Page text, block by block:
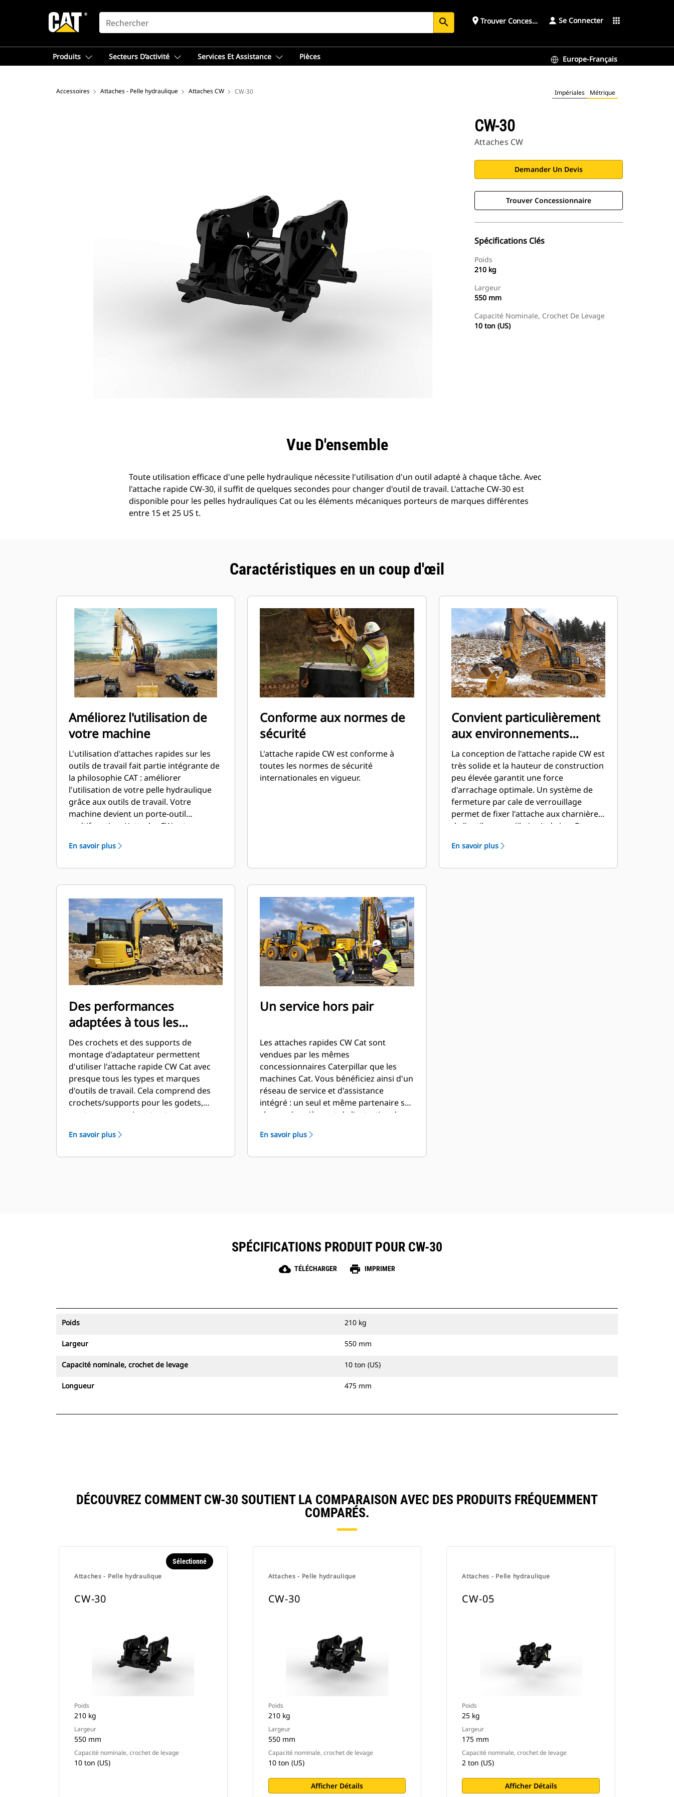
SEARCH search place Trouver ConcessionnaireSe Connecter apps
Produits Secteurs D’activité Services Et Assistance Pièces Europe-Français
Accessoires Attaches - Pelle hydraulique Attaches CW CW-30 Impériales Métrique
CW-30
Attaches CW
Demander Un Devis
Trouver Concessionnaire
Spécifications Clés
Poids
210 kg
Largeur
550 mm
Capacité Nominale, Crochet De Levage
10 ton (US)
Vue D'ensemble
Toute utilisation efficace d'une pelle hydraulique nécessite l'utilisation d'un outil adapté à chaque tâche. Avec
l'attache rapide CW-30, il suffit de quelques secondes pour changer d'outil de travail. L'attache CW-30 est
disponible pour les pelles hydrauliques Cat ou les éléments mécaniques porteurs de marques différentes
entre 15 et 25 US t.
Caractéristiques en un coup d'œil
Améliorez l'utilisation de
votre machine
L'utilisation d'attaches rapides sur les
outils de travail fait partie intégrante de
la philosophie CAT : améliorer
l'utilisation de votre pelle hydraulique
grâce aux outils de travail. Votre
machine devient un porte-outil
multifonction. L'attache CW est une
plus de 50 000 unités vendues au cours
elle peut être utilisée sur pas moins de
700 machines différentes, de marque
Cat ou autre.
En savoir plus
Conforme aux normes de
sécurité
L'attache rapide CW est conforme à
toutes les normes de sécurité
internationales en vigueur.
Convient particulièrement
aux environnements
difficiles
La conception de l'attache rapide CW est
très solide et la hauteur de construction
peu élevée garantit une force
d'arrachage optimale. Un système de
fermeture par cale de verrouillage
permet de fixer l'attache aux charnières
de l'outil sans qu'il n'y ait de jeu. Et ce,
l'attache. Cela rend l'attache rapide
En savoir plus
Des performances
adaptées à tous les
équipements
Des crochets et des supports de
montage d'adaptateur permettent
d'utiliser l'attache rapide CW Cat avec
presque tous les types et marques
d'outils de travail. Cela comprend des
crochets/supports pour les godets,
marteaux, grappins et autres
En savoir plus
Un service hors pair
Les attaches rapides CW Cat sont
vendues par les mêmes
concessionnaires Caterpillar que les
machines Cat. Vous bénéficiez ainsi d'un
réseau de service et d'assistance
intégré : un seul et même partenaire se
charge des pièces et de l'entretien de
autre fabricant n'est en mesure d'offrir
En savoir plus
SPÉCIFICATIONS PRODUIT POUR CW-30
cloud_download TÉLÉCHARGER print IMPRIMER
Poids 210 kg
Largeur 550 mm
Capacité nominale, crochet de levage 10 ton (US)
Longueur 475 mm
DÉCOUVREZ COMMENT CW-30 SOUTIENT LA COMPARAISON AVEC DES PRODUITS FRÉQUEMMENT
COMPARÉS.
Attaches - Pelle hydraulique
Sélectionné
CW-30
Poids
210 kg
Largeur
550 mm
Capacité nominale, crochet de levage
10 ton (US)
Attaches - Pelle hydraulique
CW-30
Poids
210 kg
Largeur
550 mm
Capacité nominale, crochet de levage
10 ton (US)
Afficher Détails
Attaches - Pelle hydraulique
CW-05
Poids
25 kg
Largeur
175 mm
Capacité nominale, crochet de levage
2 ton (US)
Afficher Détails